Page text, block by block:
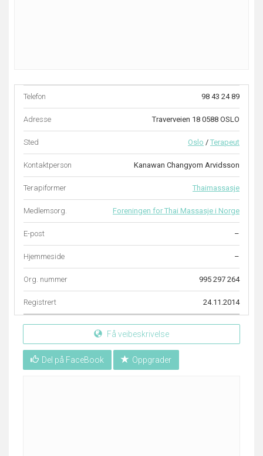
Telefon 98 43 24 89
Adresse Traverveien 18 0588 OSLO
Sted Oslo / Terapeut
Kontaktperson Kanawan Changyom Arvidsson
Terapiformer Thaimassasje
Medlemsorg. Foreningen for Thai Massasje i Norge
E-post –
Hjemmeside –
Org. nummer 995 297 264
Registrert 24.11.2014
Få veibeskrivelse
Del på FaceBook Oppgrader